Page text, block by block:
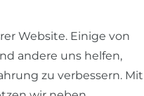
Website. Einige von
andere uns helfen,
zu verbessern. Mit